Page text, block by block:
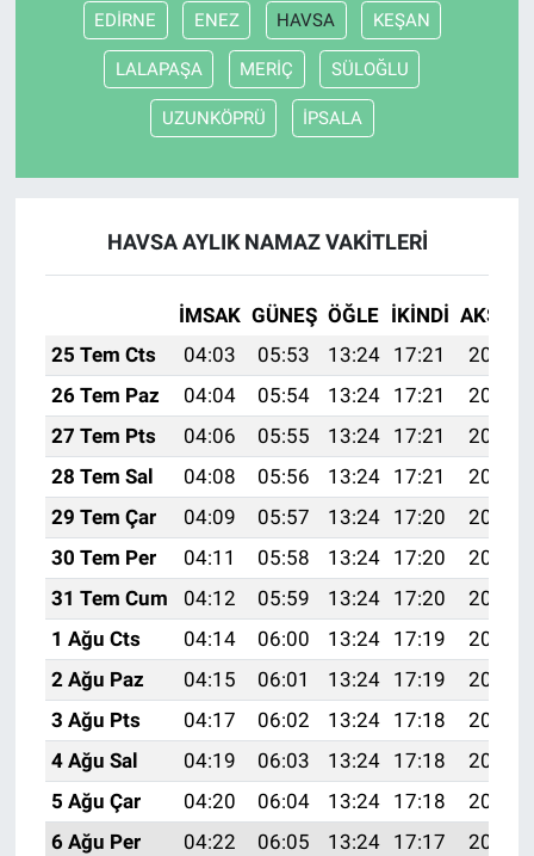
EDİRNE ENEZ HAVSA KEŞAN
LALAPAŞA MERİÇ SÜLOĞLU
UZUNKÖPRÜ İPSALA
HAVSA AYLIK NAMAZ VAKITLERI
İMSAK GÜNEŞ ÖĞLE İKINDI AKŞAM
25 Tem Cts
04:03 05:53 13:24 17:21
20:45
26 Tem Paz
04:04 05:54 13:24 17:21
20:44
27 Tem Pts
04:06 05:55 13:24 17:21
20:43
28 Tem Sal
04:08 05:56 13:24 17:21
20:42
29 Tem Çar
04:09 05:57 13:24 17:20
20:41
30 Tem Per
04:11 05:58 13:24 17:20
20:40
31 Tem Cum
04:12 05:59 13:24 17:20
20:39
1 Ağu Cts
04:14 06:00 13:24 17:19
20:38
2 Ağu Paz
04:15 06:01 13:24 17:19
20:37
3 Ağu Pts
04:17 06:02 13:24 17:18
20:36
4 Ağu Sal
04:19 06:03 13:24 17:18
20:35
5 Ağu Çar
04:20 06:04 13:24 17:18
20:34
6 Ağu Per
04:22 06:05 13:24 17:17
20:32